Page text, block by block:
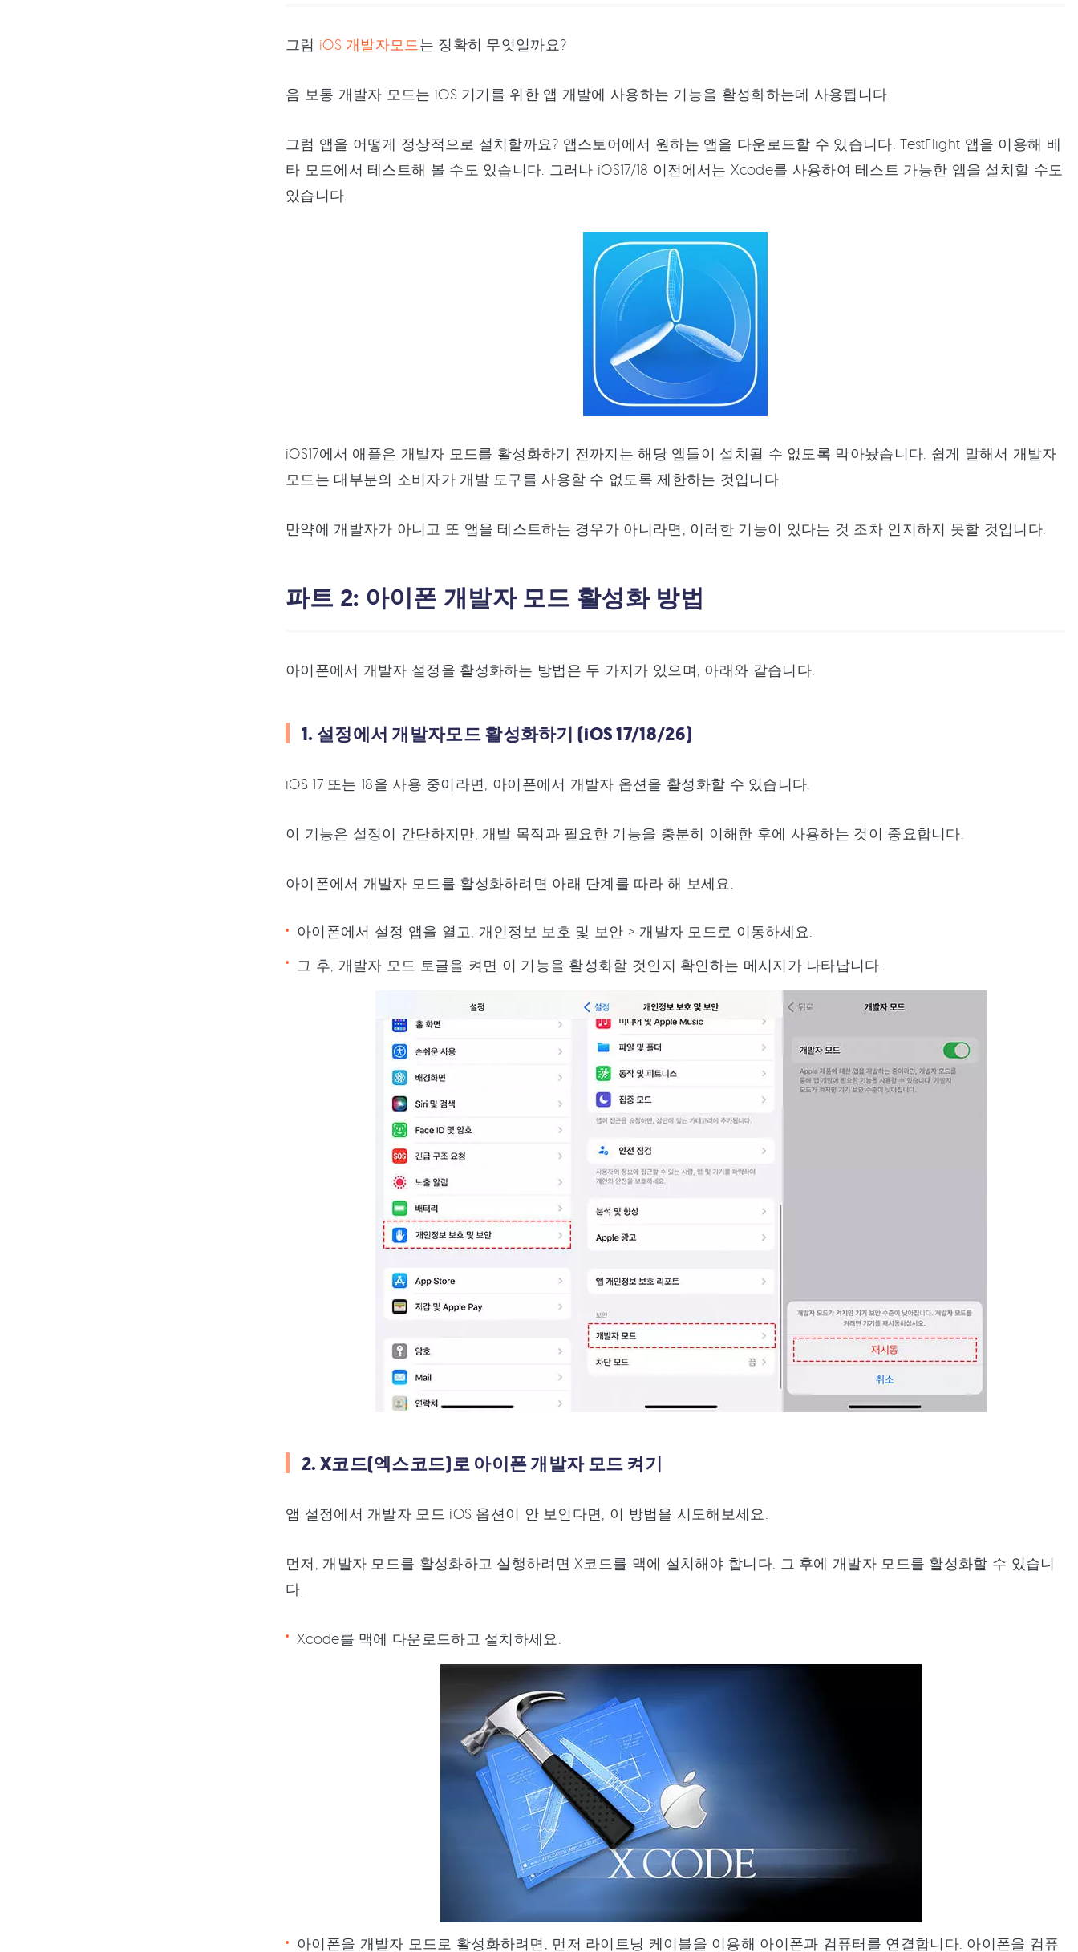
그럼 iOS 개발자모드 는 정확히 무엇일까요?
음 보통 개발자 모드는 iOS 기기를 위한 앱 개발에 사용하는 기능을 활성화하는데 사용됩니다.
그럼 앱을 어떻게 정상적으로 설치할까요? 앱스토어에서 원하는 앱을 다운로드할 수 있습니다. TestFlight 앱을 이용해 베
타 모드에서 테스트해 볼 수도 있습니다. 그러나 iOS17/18 이전에서는 Xcode를 사용하여 테스트 가능한 앱을 설치할 수도
있습니다.
iOS17에서 애플은 개발자 모드를 활성화하기 전까지는 해당 앱들이 설치될 수 없도록 막아놨습니다. 쉽게 말해서 개발자
모드는 대부분의 소비자가 개발 도구를 사용할 수 없도록 제한하는 것입니다.
만약에 개발자가 아니고 또 앱을 테스트하는 경우가 아니라면, 이러한 기능이 있다는 것 조차 인지하지 못할 것입니다.
파트 2: 아이폰 개발자 모드 활성화 방법
아이폰에서 개발자 설정을 활성화하는 방법은 두 가지가 있으며, 아래와 같습니다.
1. 설정에서 개발자모드 활성화하기 (iOS 17/18/26)
iOS 17 또는 18을 사용 중이라면, 아이폰에서 개발자 옵션을 활성화할 수 있습니다.
이 기능은 설정이 간단하지만, 개발 목적과 필요한 기능을 충분히 이해한 후에 사용하는 것이 중요합니다.
아이폰에서 개발자 모드를 활성화하려면 아래 단계를 따라 해 보세요.
아이폰에서 설정 앱을 열고, 개인정보 보호 및 보안 > 개발자 모드로 이동하세요.
그 후, 개발자 모드 토글을 켜면 이 기능을 활성화할 것인지 확인하는 메시지가 나타납니다.
2. X코드(엑스코드)로 아이폰 개발자 모드 켜기
앱 설정에서 개발자 모드 iOS 옵션이 안 보인다면, 이 방법을 시도해보세요.
먼저, 개발자 모드를 활성화하고 실행하려면 X코드를 맥에 설치해야 합니다. 그 후에 개발자 모드를 활성화할 수 있습니
다.
Xcode를 맥에 다운로드하고 설치하세요.
아이폰을 개발자 모드로 활성화하려면, 먼저 라이트닝 케이블을 이용해 아이폰과 컴퓨터를 연결합니다. 아이폰을 컴퓨